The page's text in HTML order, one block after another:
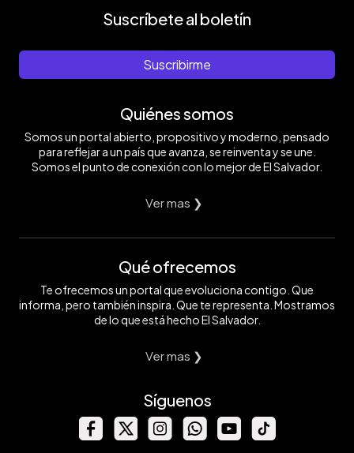
Suscríbete al boletín
Suscribirme
Quiénes somos
Somos un portal abierto, propositivo y moderno, pensado
para reflejar a un país que avanza, se reinventa y se une.
Somos el punto de conexión con lo mejor de El Salvador.
Ver mas ❯
Qué ofrecemos
Te ofrecemos un portal que evoluciona contigo. Que
informa, pero también inspira. Que te representa. Mostramos
de lo que está hecho El Salvador.
Ver mas ❯
Síguenos